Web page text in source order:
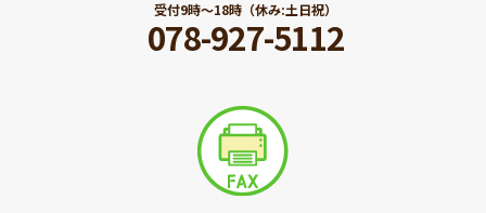
受付9時〜18時（休み:土日祝）
078-927-5112